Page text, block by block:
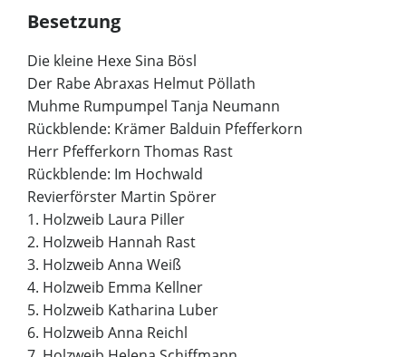
Besetzung
Die kleine Hexe Sina Bösl
Der Rabe Abraxas Helmut Pöllath
Muhme Rumpumpel Tanja Neumann
Rückblende: Krämer Balduin Pfefferkorn
Herr Pfefferkorn Thomas Rast
Rückblende: Im Hochwald
Revierförster Martin Spörer
1. Holzweib Laura Piller
2. Holzweib Hannah Rast
3. Holzweib Anna Weiß
4. Holzweib Emma Kellner
5. Holzweib Katharina Luber
6. Holzweib Anna Reichl